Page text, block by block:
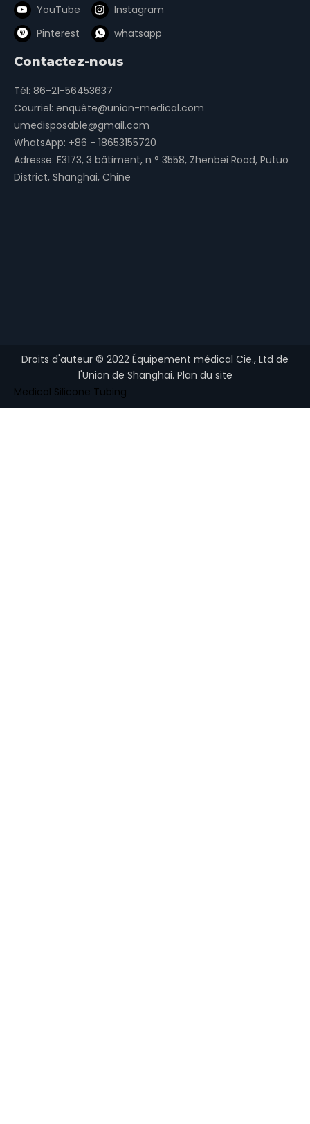
lumières d'examen
Lampe de visualisation de films à rayons X
YouTube
Instagram
Pinterest
whatsapp
Contactez-nous
Tél: 86-21-56453637
Courriel: enquête@union-medical.com
umedisposable@gmail.com
WhatsApp: +86 - 18653155720
Adresse: E3173, 3 bâtiment, n ° 3558, Zhenbei Road, Putuo
District, Shanghai, Chine
Droits d'auteur © 2022 Équipement médical Cie., Ltd de
l'Union de Shanghai. Plan du site
Medical Silicone Tubing